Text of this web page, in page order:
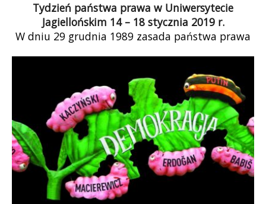
Tydzień państwa prawa w Uniwersytecie
Jagiellońskim 14 – 18 stycznia 2019 r.
W dniu 29 grudnia 1989 zasada państwa prawa